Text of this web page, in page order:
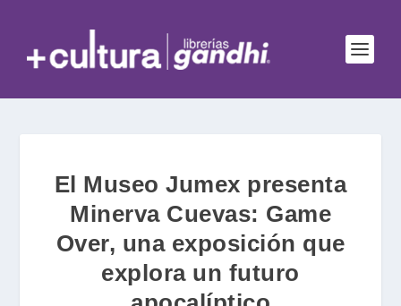
El Museo Jumex presenta
Minerva Cuevas: Game
Over, una exposición que
explora un futuro